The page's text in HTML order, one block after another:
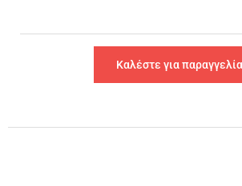
Καλέστε για παραγγελία